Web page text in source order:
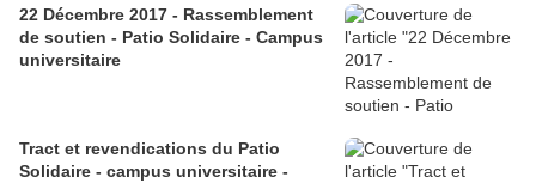
22 Décembre 2017 - Rassemblement
de soutien - Patio Solidaire - Campus
universitaire
Tract et revendications du Patio
Solidaire - campus universitaire -